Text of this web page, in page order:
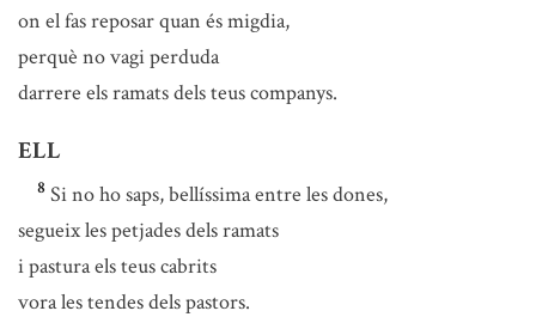
on el fas reposar quan és migdia,
perquè no vagi perduda
darrere els ramats dels teus companys.
ELL
8 Si no ho saps, bellíssima entre les dones,
segueix les petjades dels ramats
i pastura els teus cabrits
vora les tendes dels pastors.